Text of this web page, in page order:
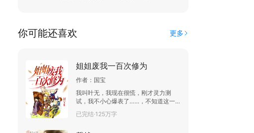
你可能还喜欢 更多
姐姐废我一百次修为
作者： 国宝
我叫叶无，我现在很慌，刚才灵力测
试，我不小心爆表了……，不知道这一
次是大姐亲自动手，还是五姐来……最
好不要是三姐，她废修为的方式，太粗
已完结·125万字